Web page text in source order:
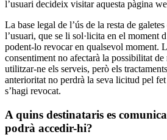
l’usuari decideix visitar aquesta pàgina
La base legal de l’ús de la resta de
l’usuari, que se li sol·licita en el moment
podent-lo revocar en qualsevol moment.
consentiment no afectarà la possibilitat
utilitzar-ne els serveis, però els
anterioritat no perdrà la seva licitud pel
s’hagi revocat.
A quins destinataris es
podrà accedir-hi?